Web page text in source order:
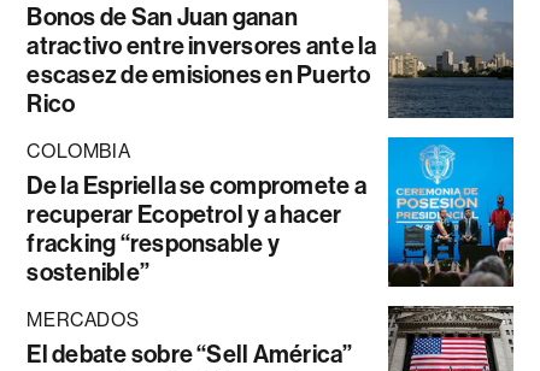
Bonos de San Juan ganan
atractivo entre inversores ante la
escasez de emisiones en Puerto
Rico
COLOMBIA
De la Espriella se compromete a
recuperar Ecopetrol y a hacer
fracking “responsable y
sostenible”
MERCADOS
El debate sobre “Sell América”